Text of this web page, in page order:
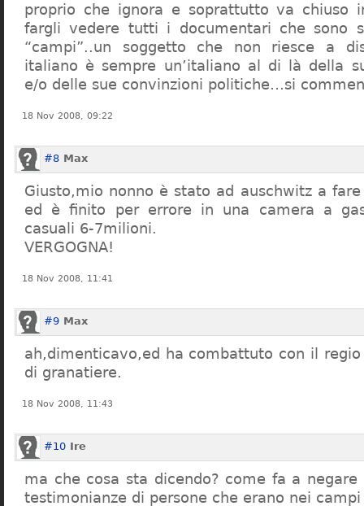
proprio che ignora e soprattutto va chiuso
fargli vedere tutti i documentari che sono
“campi”..un soggetto che non riesce a
italiano è sempre un’italiano al di là della
e/o delle sue convinzioni politiche…si
18 Nov 2008, 09:22
#8 Max
Giusto,mio nonno è stato ad auschwitz a
ed è finito per errore in una camera a
casuali 6-7milioni.
VERGOGNA!
18 Nov 2008, 11:41
#9 Max
ah,dimenticavo,ed ha combattuto con il
di granatiere.
18 Nov 2008, 11:43
#10 Ire
ma che cosa sta dicendo? come fa a
testimonianze di persone che erano nei campi